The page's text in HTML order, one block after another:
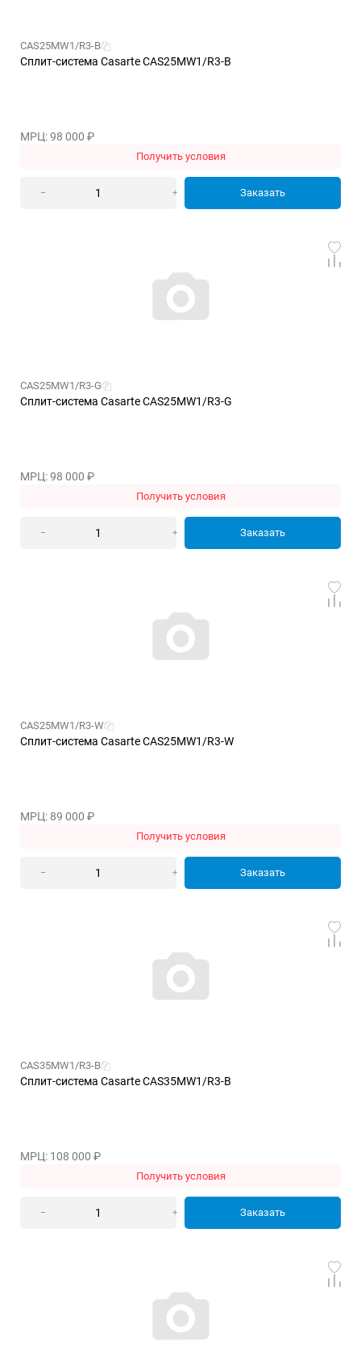
CAS25MW1/R3-B
Сплит-система Casarte CAS25MW1/R3-B
МРЦ: 98 000 ₽
Получить условия
– + Заказать
CAS25MW1/R3-G
Сплит-система Casarte CAS25MW1/R3-G
МРЦ: 98 000 ₽
Получить условия
– + Заказать
CAS25MW1/R3-W
Сплит-система Casarte CAS25MW1/R3-W
МРЦ: 89 000 ₽
Получить условия
– + Заказать
CAS35MW1/R3-B
Сплит-система Casarte CAS35MW1/R3-B
МРЦ: 108 000 ₽
Получить условия
– + Заказать